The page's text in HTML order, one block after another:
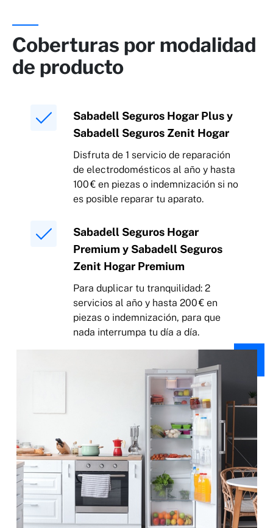
Coberturas por modalidad
de producto
Sabadell Seguros Hogar Plus y
Sabadell Seguros Zenit Hogar
Disfruta de 1 servicio de reparación
de electrodomésticos al año y hasta
100 € en piezas o indemnización si no
es posible reparar tu aparato.
Sabadell Seguros Hogar
Premium y Sabadell Seguros
Zenit Hogar Premium
Para duplicar tu tranquilidad: 2
servicios al año y hasta 200 € en
piezas o indemnización, para que
nada interrumpa tu día a día.